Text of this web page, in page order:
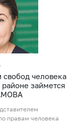
свобод человека
займется
правам человека